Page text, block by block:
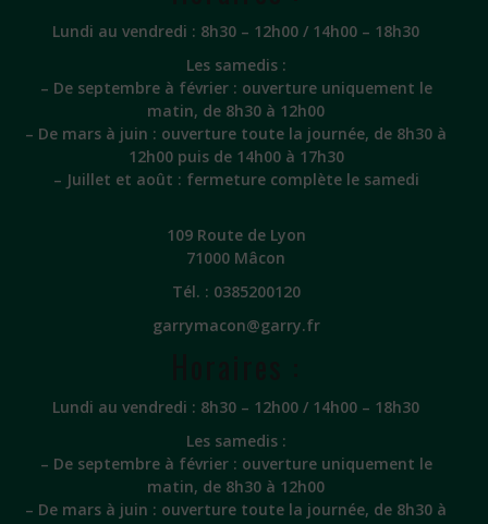
Lundi au vendredi : 8h30 – 12h00 / 14h00 – 18h30
Les samedis :
– De septembre à février : ouverture uniquement le
matin, de 8h30 à 12h00
– De mars à juin : ouverture toute la journée, de 8h30 à
12h00 puis de 14h00 à 17h30
– Juillet et août : fermeture complète le samedi
109 Route de Lyon
71000 Mâcon
Tél. : 0385200120
garrymacon@garry.fr
Lundi au vendredi : 8h30 – 12h00 / 14h00 – 18h30
Les samedis :
– De septembre à février : ouverture uniquement le
matin, de 8h30 à 12h00
– De mars à juin : ouverture toute la journée, de 8h30 à